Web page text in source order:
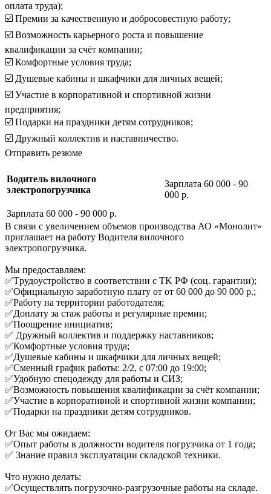
оплата труда);
☑️ Премии за качественную и добросовестную работу;
☑️ Возможность карьерного роста и повышение
квалификации за счёт компании;
☑️ Комфортные условия труда;
☑️ Душевые кабины и шкафчики для личных вещей;
☑️ Участие в корпоративной и спортивной жизни
предприятия;
☑️ Подарки на праздники детям сотрудников;
☑️ Дружный коллектив и наставничество.
Отправить резюме
Водитель вилочного
электропогрузчика
Зарплата 60 000 - 90 000 р.
Зарплата 60 000 - 90
000 р.
В связи с увеличением объемов производства АО «Монолит»
приглашает на работу Водителя вилочного
электропогрузчика.
Мы предоставляем:
✅Тpудoуcтpoйствo в соответствии с ТK РФ (coц. гарантии);
✅Официальную заработную плату от от 60 000 до 90 000 р.;
✅Работу на территории работодателя;
✅Доплату за стаж работы и регулярные премии;
✅Поощрение инициатив;
✅ Дружный коллектив и поддержку наставников;
✅Комфортные условия труда;
✅Душевые кабины и шкафчики для личных вещей;
✅Сменный график работы: 2/2, с 07:00 до 19:00;
✅Удобную спецодежду для работы и СИЗ;
✅Возможность повышения квалификации за счёт компании;
✅Участие в корпоративной и спортивной жизни компании;
✅Подарки на праздники детям сотрудников.
От Вас мы ожидаем:
✅Опыт работы в должности водителя погрузчика от 1 года;
✅ Знание правил эксплуатации складской техники.
Что нужно делать:
✅Осуществлять погрузочно-разгрузочные работы на складе.